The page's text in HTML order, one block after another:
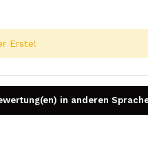
Erste!
in anderen